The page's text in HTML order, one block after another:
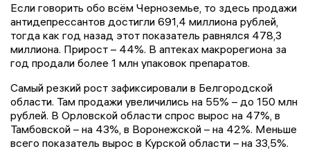
Если говорить обо всём Черноземье, то здесь продажи
антидепрессантов достигли 691,4 миллиона рублей,
тогда как год назад этот показатель равнялся 478,3
миллиона. Прирост – 44%. В аптеках макрорегиона за
год продали более 1 млн упаковок препаратов.
Самый резкий рост зафиксировали в Белгородской
области. Там продажи увеличились на 55% – до 150 млн
рублей. В Орловской области спрос вырос на 47%, в
Тамбовской – на 43%, в Воронежской – на 42%. Меньше
всего показатель вырос в Курской области – на 33,5%.